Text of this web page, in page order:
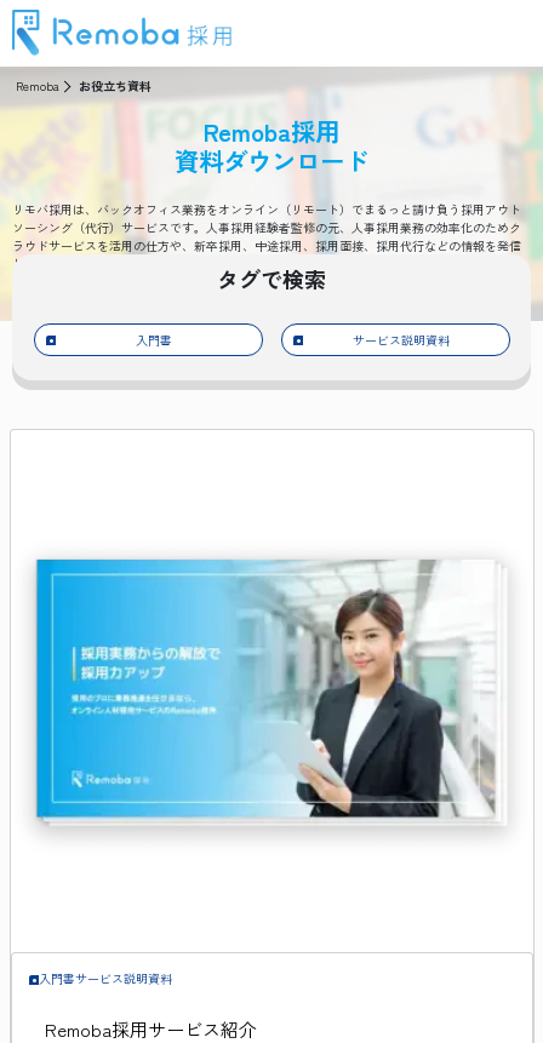
Remoba お役立ち資料
Remoba採用
資料ダウンロード
リモバ採用は、バックオフィス業務をオンライン（リモート）でまるっと請け負う採用アウト
ソーシング（代行）サービスです。人事採用経験者監修の元、人事採用業務の効率化のためク
ラウドサービスを活用の仕方や、新卒採用、中途採用、採用面接、採用代行などの情報を発信
します。
タグで検索
入門書 サービス説明資料
入門書サービス説明資料
Remoba採用サービス紹介